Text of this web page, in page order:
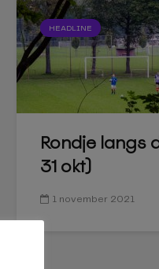
HEADLINE
Rondje langs
31 okt)
1 november 2021